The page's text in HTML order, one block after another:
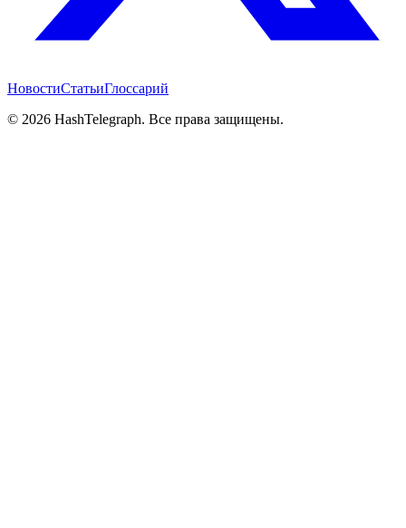
НовостиСтатьиГлоссарий
© 2026 HashTelegraph. Все права защищены.